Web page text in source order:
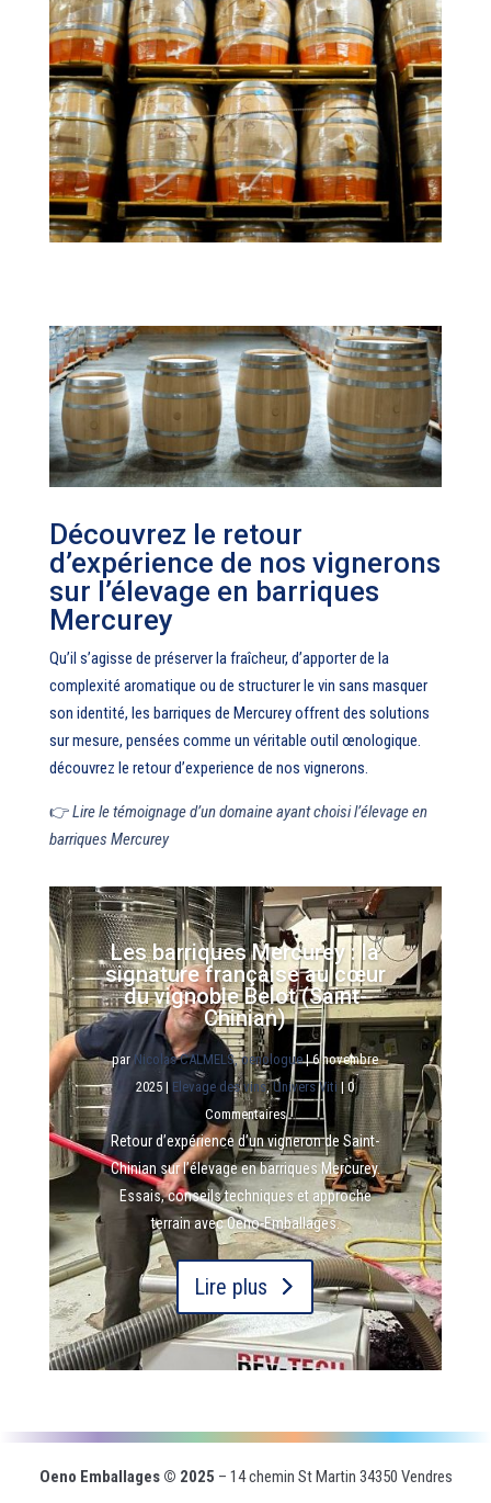
Découvrez le retour
d’expérience de nos vignerons
sur l’élevage en barriques
Mercurey
Qu’il s’agisse de préserver la fraîcheur, d’apporter de la
complexité aromatique ou de structurer le vin sans masquer
son identité, les barriques de Mercurey offrent des solutions
sur mesure, pensées comme un véritable outil œnologique.
découvrez le retour d’experience de nos vignerons.
👉Lire le témoignage d’un domaine ayant choisi l’élevage en
barriques Mercurey
Les barriques Mercurey : la
signature française au cœur
du vignoble Belot (Saint-
Chinian)
parNicolas CALMELS, oenologue|6 novembre
2025 | Elevage des vins,Univers Viti | 0
Commentaires
Retour d’expérience d’un vigneron de Saint-
Chinian sur l’élevage en barriques Mercurey.
Essais, conseils techniques et approche
terrain avec Oeno-Emballages.
Lire plus
Oeno Emballages © 2025 – 14 chemin St Martin 34350 Vendres